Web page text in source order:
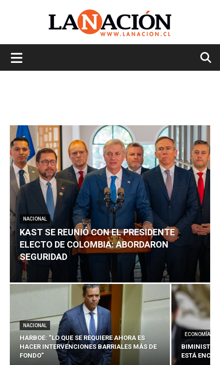
NACIONAL
KAST SE REUNIÓ CON EL PRESIDENTE
ELECTO DE COLOMBIA: ABORDARON
SEGURIDAD
NACIONAL
HARBOE: “LO QUE SE REQUIERE AHORA ES
HACER INTERVENCIONES BARRIALES MÁS DE
FONDO”
ECONOMÍA
BIMINISTRO
ESTÁ